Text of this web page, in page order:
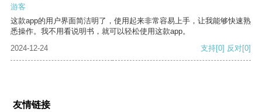
游客
这款app的用户界面简洁明了，使用起来非常容易上手，让我能够快速熟
悉操作。我不用看说明书，就可以轻松使用这款app。
2024-12-24
支持[0] 反对[0]
友情链接